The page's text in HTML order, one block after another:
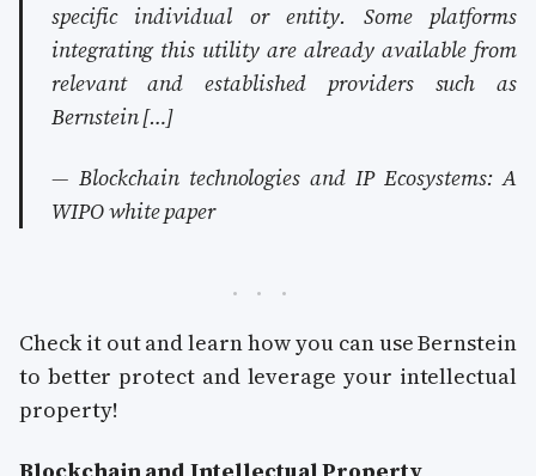
specific individual or entity. Some platforms
integrating this utility are already available from
relevant and established providers such as
Bernstein […]
— Blockchain technologies and IP Ecosystems: A
WIPO white paper
Check it out and learn how you can use Bernstein
to better protect and leverage your intellectual
property!
Blockchain and Intellectual Property